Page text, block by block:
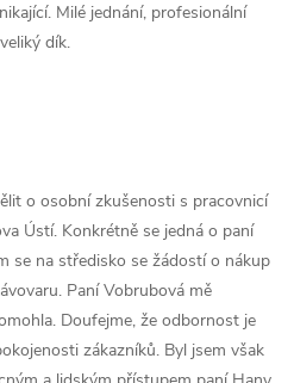
Milé jednání, profesionální
dík.
o osobní zkušenosti s pracovnicí
Ústí. Konkrétně se jedná o paní
se na středisko se žádostí o nákup
Paní Vobrubová mě
Doufejme, že odbornost je
zákazníků. Byl jsem však